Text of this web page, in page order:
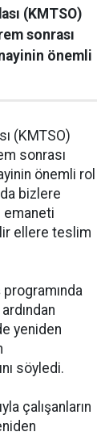
(KMTSO)
sonrası
önemli
(KMTSO)
sonrası
önemli rol
bizlere
emaneti
ellere teslim
programında
yeniden
söyledi.
çalışanların